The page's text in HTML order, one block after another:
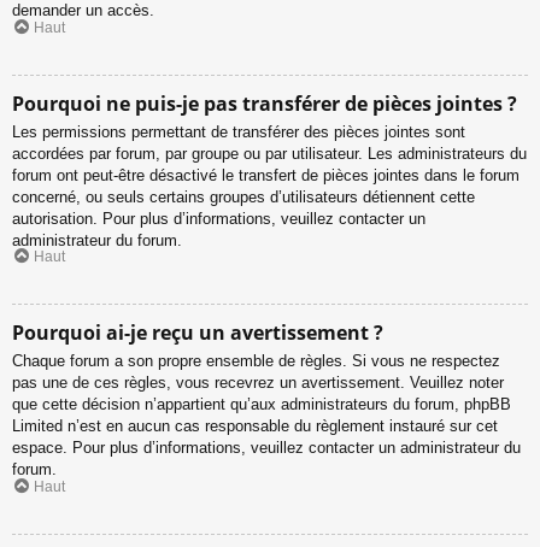
demander un accès.
Haut
Pourquoi ne puis-je pas transférer de pièces jointes ?
Les permissions permettant de transférer des pièces jointes sont
accordées par forum, par groupe ou par utilisateur. Les administrateurs du
forum ont peut-être désactivé le transfert de pièces jointes dans le forum
concerné, ou seuls certains groupes d’utilisateurs détiennent cette
autorisation. Pour plus d’informations, veuillez contacter un
administrateur du forum.
Haut
Pourquoi ai-je reçu un avertissement ?
Chaque forum a son propre ensemble de règles. Si vous ne respectez
pas une de ces règles, vous recevrez un avertissement. Veuillez noter
que cette décision n’appartient qu’aux administrateurs du forum, phpBB
Limited n’est en aucun cas responsable du règlement instauré sur cet
espace. Pour plus d’informations, veuillez contacter un administrateur du
forum.
Haut